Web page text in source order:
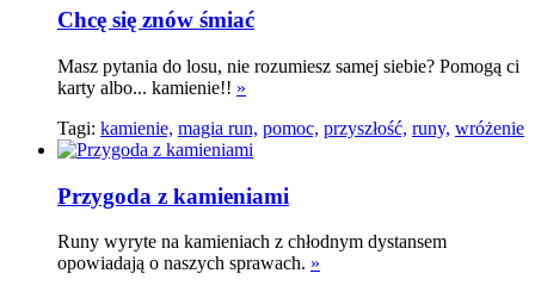
Chcę się znów śmiać
Masz pytania do losu, nie rozumiesz samej siebie? Pomogą ci
karty albo... kamienie!! »
Tagi: kamienie, magia run, pomoc, przyszłość, runy, wróżenie
Przygoda z kamieniami
Runy wyryte na kamieniach z chłodnym dystansem
opowiadają o naszych sprawach. »